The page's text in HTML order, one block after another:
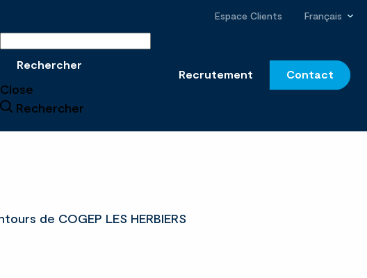
Espace Clients Français
Rechercher
Close
Rechercher
Recrutement Contact